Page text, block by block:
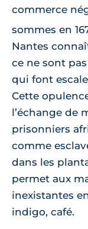
commerce
sommes en
Nantes
ce ne sont
qui font
Cette
l’échange de
prisonniers
comme
dans les
permet aux
inexistantes
indigo, café.